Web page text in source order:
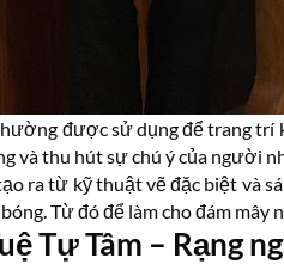
được sử dụng để trang trí
và thu hút sự chú ý của người
ra từ kỹ thuật vẽ đặc biệt và
Từ đó để làm cho đám
Tự Tâm – Rạng